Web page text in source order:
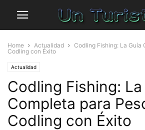
Home Actualidad
Codling Fishing: La Guía
Codling con Éxito
Actualidad
Codling Fishing: La
Completa para
Codling con Éxito